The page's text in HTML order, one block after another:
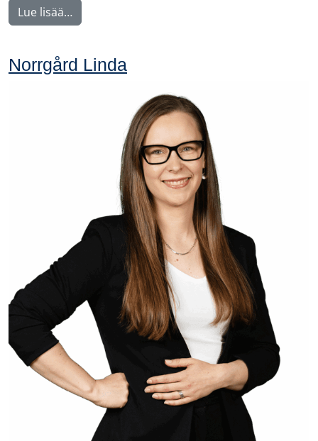
Lue lisää…
Norrgård Linda